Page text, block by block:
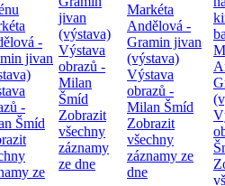
-
jivan
-
Šmíd
ze
jivan
(výstava)
Výstava
obrazů -
Milan
Šmíd
Zobrazit
všechny
záznamy
ze dne
Markéta
Andělová -
Gramin jivan
(výstava)
Výstava
obrazů -
Milan Šmíd
Zobrazit
všechny
záznamy ze
dne